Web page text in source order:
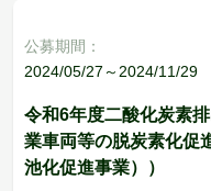
公募期間：
2024/05/27～2024/11/29
令和6年度二酸化炭素
業車両等の脱炭素化促
池化促進事業））